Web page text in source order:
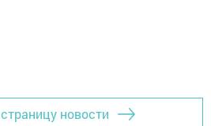
новости